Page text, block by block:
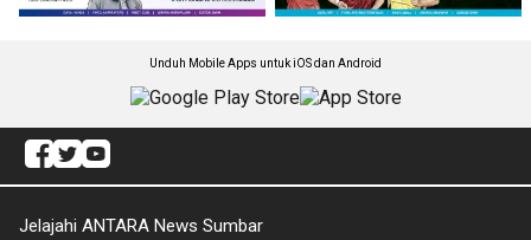
Unduh Mobile Apps untuk iOS dan Android
Jelajahi ANTARA News Sumbar